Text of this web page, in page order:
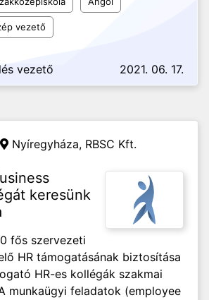
vezető
vezető 2021. 06. 17.
Nyíregyháza, RBSC Kft.
keresünk
fős szervezeti
HR támogatásának biztosítása
HR-es kollégák szakmai
munkaügyi feladatok (employee